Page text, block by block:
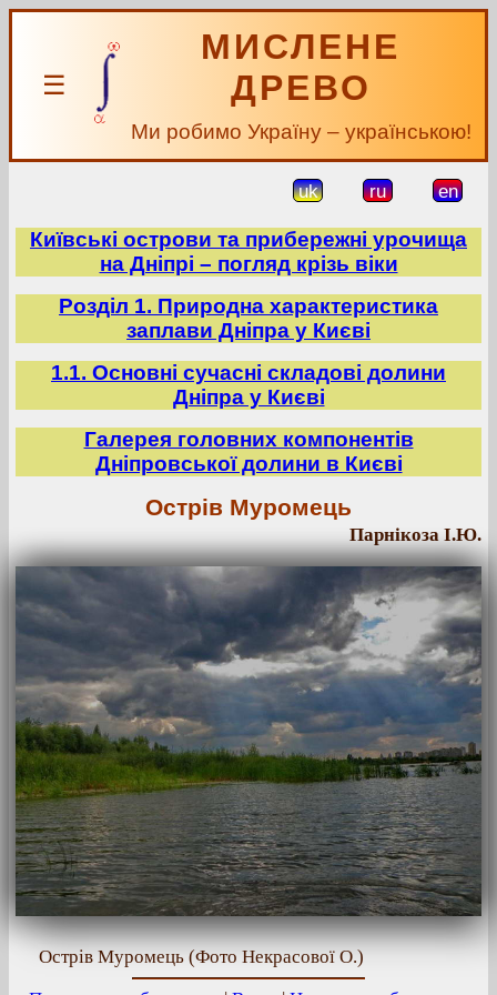
☰
МИСЛЕНЕ
ДРЕВО
Ми робимо Україну – українською!
uk ru en
Київські острови та прибережні урочища
на Дніпрі – погляд крізь віки
Розділ 1. Природна характеристика
заплави Дніпра у Києві
1.1. Основні сучасні складові долини
Дніпра у Києві
Галерея головних компонентів
Дніпровської долини в Києві
Острів Муромець
Парнікоза І.Ю.
Острів Муромець (Фото Некрасової О.)